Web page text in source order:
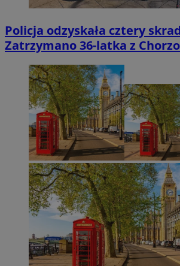
Policja odzyskała cztery
Zatrzymano 36-latka z